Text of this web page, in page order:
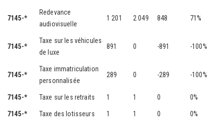
7145-*
Redevance
audiovisuelle
1 201 2 049 848 71%
7145-*
Taxe sur les véhicules
de luxe
891 0 -891 -100%
7145-*
Taxe immatriculation
personnalisée
289 0 -289 -100%
7145-* Taxe sur les retraits 1 1 0 0%
7145-* Taxe des lotisseurs 1 1 0 0%